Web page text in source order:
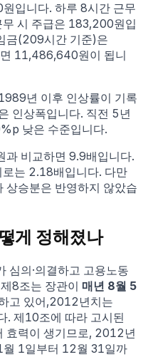
원입니다. 하루 8시간 근무
시 주급은 183,200원입
금(209시간 기준)은
11,486,640원이 됩니
년 이후 인상률이 기록
인상폭입니다. 직전 5년
낮은 수준입니다.
비교하면 9.9배입니다.
는 2.18배입니다. 다만
상승분은 반영하지 않았습
게 정해졌나
심의·의결하고 고용노동
8조는 장관이 매년 8월 5
고 있어,2012 년치는
. 제10조에 따라 고시된
효력이 생기므로, 2012 년
월 1일부터 12월 31일까